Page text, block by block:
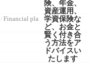
/ Financial pla